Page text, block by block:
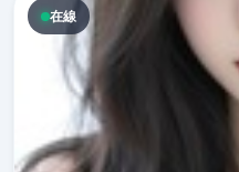
在線